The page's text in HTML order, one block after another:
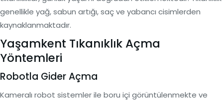
genellikle yağ, sabun artığı, saç ve yabancı cisimlerden
kaynaklanmaktadır.
Yaşamkent Tıkanıklık Açma
Yöntemleri
Robotla Gider Açma
Kameralı robot sistemler ile boru içi görüntülenmekte ve